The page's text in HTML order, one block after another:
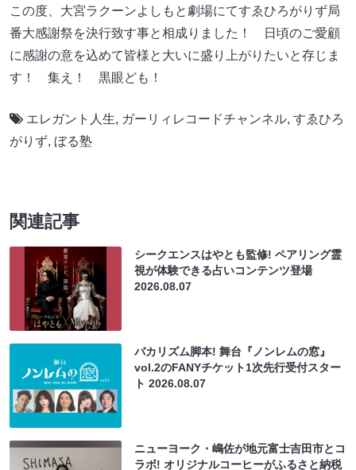
この度、大宮ラクーンよしもと劇場にてすゑひろがりず局
番大感謝祭を決行致す事と相成りました！ 日頃のご愛顧
に感謝の意を込めて皆様と大いに盛り上がりたいと存じま
す！ 集え！ 黒眼ども！
エレガント人生, ガーリィレコードチャンネル, すゑひろ
がりず, ぼる塾
関連記事
シークエンスはやとも監修! ペアリング霊
視が体験できる占いコンテンツ登場
2026.08.07
バカリズム脚本! 舞台『ノンレムの窓』
vol.2のFANYチケット1次先行受付スター
ト2026.08.07
ニューヨーク・嶋佐が地元富士吉田市とコ
ラボ! オリジナルコーヒーがふるさと納税